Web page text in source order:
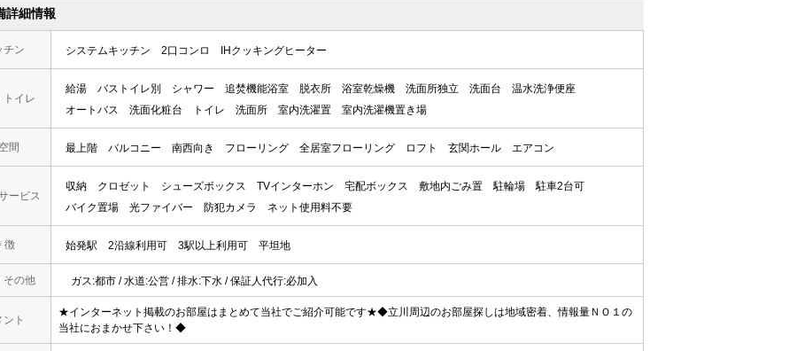
詳細情報
チン システムキッチン 2口コンロ IHクッキングヒーター
トイレ
給湯 バストイレ別 シャワー 追焚機能浴室 脱衣所 浴室乾燥機 洗面所独立 洗面台
温水洗浄便座
オートバス
洗面化粧台 トイレ 洗面所 室内洗濯置 室内洗濯機置き場
間 最上階 バルコニー 南西向き フローリング 全居室フローリング ロフト 玄関ホール エアコン
ービス
収納 クロゼット シューズボックス TVインターホン 宅配ボックス 敷地内ごみ置 駐輪場
駐車2台可
バイク置場
光ファイバー 防犯カメラ ネット使用料不要
徴 始発駅 2沿線利用可 3駅以上利用可 平坦地
その他 ガス:都市 / 水道:公営 / 排水:下水 / 保証人代行:必加入
ント
★インターネット掲載のお部屋はまとめて当社でご紹介可能です★◆立川周辺のお部屋探しは地域密着、情報量ＮＯ１の
当社におまかせ下さい！◆